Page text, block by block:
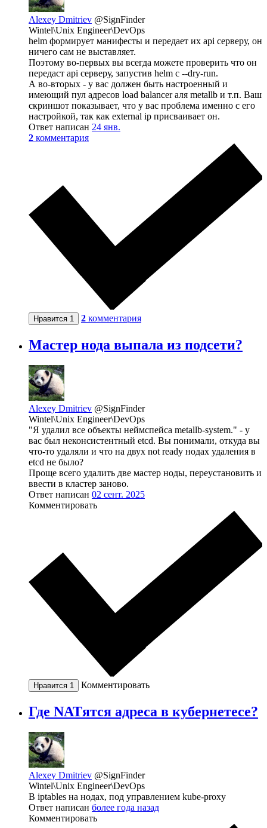
Alexey Dmitriev @SignFinder
Wintel\Unix Engineer\DevOps
helm формирует манифесты и передает их api серверу, он
ничего сам не выставляет.
Поэтому во-первых вы всегда можете проверить что он
передаст api серверу, запустив helm с --dry-run.
А во-вторых - у вас должен быть настроенный и
имеющий пул адресов load balancer аля metallb и т.п. Ваш
скриншот показывает, что у вас проблема именно с его
настройкой, так как external ip присваивает он.
Ответ написан 24 янв.
2 комментария
Нравится 1 2 комментария
Мастер нода выпала из подсети?
Alexey Dmitriev @SignFinder
Wintel\Unix Engineer\DevOps
"Я удалил все объекты неймспейса metallb-system." - у
вас был неконсистентный etcd. Вы понимали, откуда вы
что-то удаляли и что на двух not ready нодах удаления в
etcd не было?
Проще всего удалить две мастер ноды, переустановить и
ввести в кластер заново.
Ответ написан 02 сент. 2025
Комментировать
Нравится 1 Комментировать
Где NATятся адреса в кубернетесе?
Alexey Dmitriev @SignFinder
Wintel\Unix Engineer\DevOps
В iptables на нодах, под управлением kube-proxy
Ответ написан более года назад
Комментировать